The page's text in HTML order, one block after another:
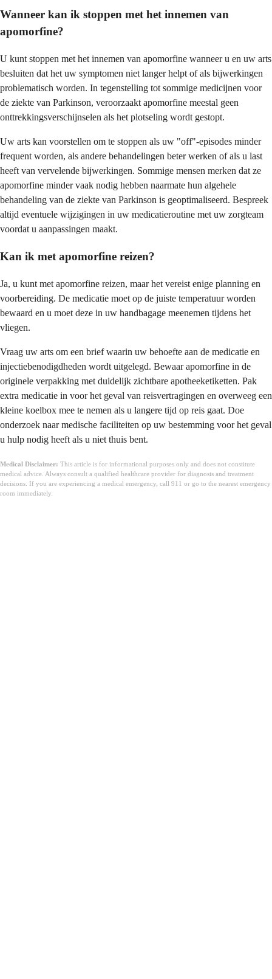
Wanneer kan ik stoppen met het innemen van
apomorfine?
U kunt stoppen met het innemen van apomorfine wanneer u en uw arts
besluiten dat het uw symptomen niet langer helpt of als bijwerkingen
problematisch worden. In tegenstelling tot sommige medicijnen voor
de ziekte van Parkinson, veroorzaakt apomorfine meestal geen
onttrekkingsverschijnselen als het plotseling wordt gestopt.
Uw arts kan voorstellen om te stoppen als uw "off"-episodes minder
frequent worden, als andere behandelingen beter werken of als u last
heeft van vervelende bijwerkingen. Sommige mensen merken dat ze
apomorfine minder vaak nodig hebben naarmate hun algehele
behandeling van de ziekte van Parkinson is geoptimaliseerd. Bespreek
altijd eventuele wijzigingen in uw medicatieroutine met uw zorgteam
voordat u aanpassingen maakt.
Kan ik met apomorfine reizen?
Ja, u kunt met apomorfine reizen, maar het vereist enige planning en
voorbereiding. De medicatie moet op de juiste temperatuur worden
bewaard en u moet deze in uw handbagage meenemen tijdens het
vliegen.
Vraag uw arts om een brief waarin uw behoefte aan de medicatie en
injectiebenodigdheden wordt uitgelegd. Bewaar apomorfine in de
originele verpakking met duidelijk zichtbare apotheeketiketten. Pak
extra medicatie in voor het geval van reisvertragingen en overweeg een
kleine koelbox mee te nemen als u langere tijd op reis gaat. Doe
onderzoek naar medische faciliteiten op uw bestemming voor het geval
u hulp nodig heeft als u niet thuis bent.
Medical Disclaimer: This article is for informational purposes only and does not constitute
medical advice. Always consult a qualified healthcare provider for diagnosis and treatment
decisions. If you are experiencing a medical emergency, call 911 or go to the nearest emergency
room immediately.